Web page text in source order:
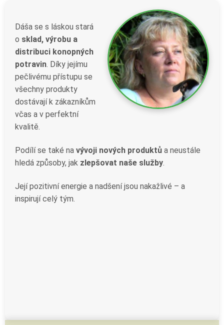
Dáša se s láskou stará
o sklad, výrobu a
distribuci konopných
potravin . Díky jejímu
pečlivému přístupu se
všechny produkty
dostávají k zákazníkům
včas a v perfektní
kvalitě.
Podílí se také na vývoji nových produktů a neustále
hledá způsoby, jak zlepšovat naše služby
Její pozitivní energie a nadšení jsou nakažlivé – a
inspirují celý tým.